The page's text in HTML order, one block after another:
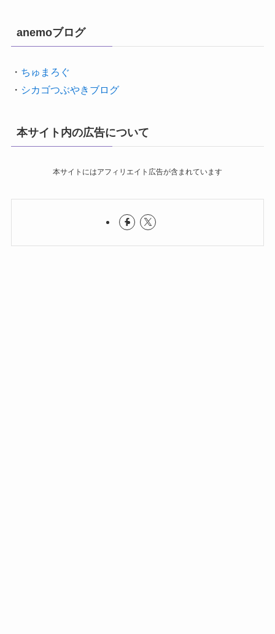
anemoブログ
・ ちゅまろぐ
・ シカゴつぶやきブログ
本サイト内の広告について
本サイトにはアフィリエイト広告が含まれています